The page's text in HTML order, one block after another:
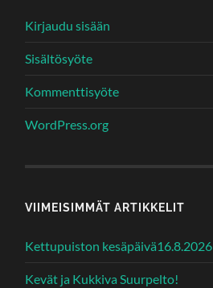
Kirjaudu sisään
Sisältösyöte
Kommenttisyöte
WordPress.org
VIIMEISIMMÄT ARTIKKELIT
Kettupuiston kesäpäivä16.8.2026
Kevät ja Kukkiva Suurpelto!